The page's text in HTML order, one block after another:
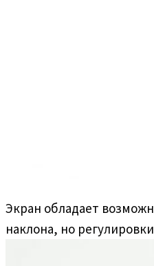
Экран обладает
наклона, но